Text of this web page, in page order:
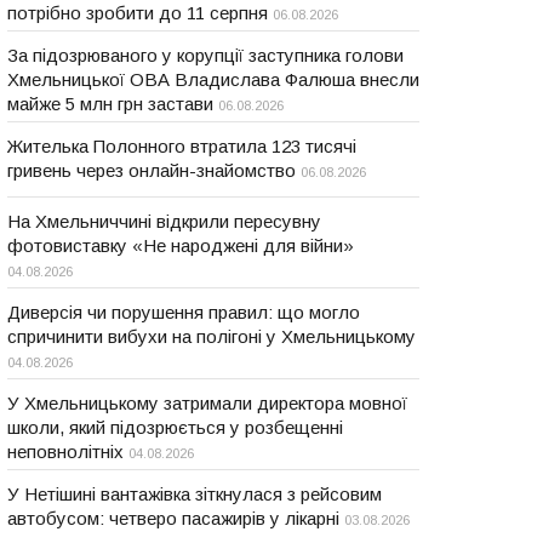
потрібно зробити до 11 серпня 06.08.2026
За підозрюваного у корупції заступника голови
Хмельницької ОВА Владислава Фалюша внесли
майже 5 млн грн застави 06.08.2026
Жителька Полонного втратила 123 тисячі
гривень через онлайн-знайомство 06.08.2026
На Хмельниччині відкрили пересувну
фотовиставку «Не народжені для війни»
04.08.2026
Диверсія чи порушення правил: що могло
спричинити вибухи на полігоні у Хмельницькому
04.08.2026
У Хмельницькому затримали директора мовної
школи, який підозрюється у розбещенні
неповнолітніх 04.08.2026
У Нетішині вантажівка зіткнулася з рейсовим
автобусом: четверо пасажирів у лікарні 03.08.2026